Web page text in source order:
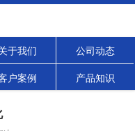
于我们 公司动态
户案例 产品知识